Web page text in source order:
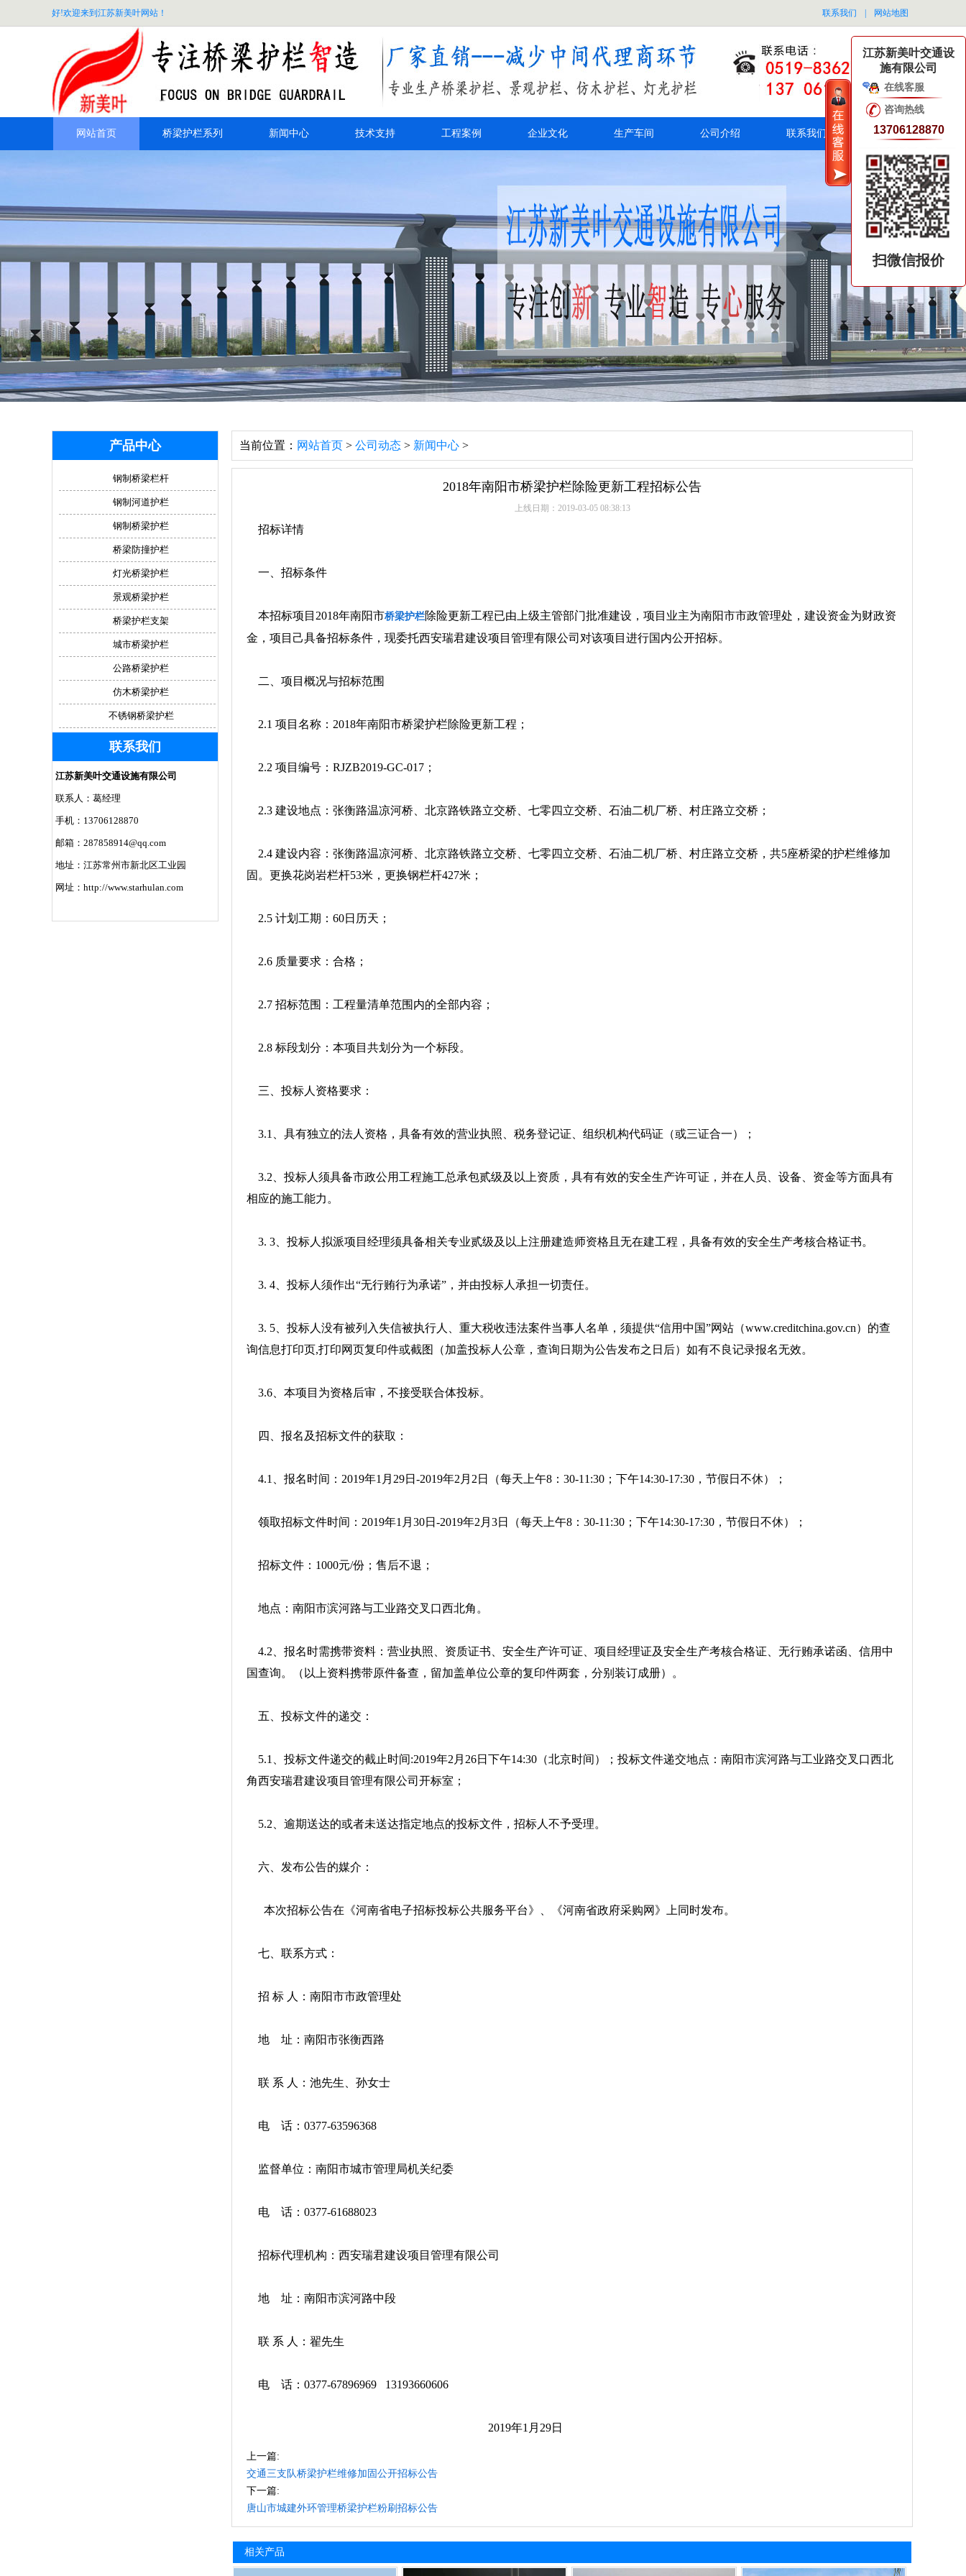
好!欢迎来到江苏新美叶网站！ 联系我们 网站地图
网站首页 桥梁护栏系列 新闻中心 技术支持 工程案例 企业文化 生产车间 公司介绍 联系我们
当前位置： 网站首页 > 公司动态 > 新闻中心 >
2018年南阳市桥梁护栏除险更新工程招标公告
上线日期：2019-03-05 08:38:13
招标详情
一、招标条件
本招标项目2018年南阳市桥梁护栏除险更新工程已由上级主管部门批准建设，项目业主为南阳市市政管理处，建设资金为财政资
金，项目己具备招标条件，现委托西安瑞君建设项目管理有限公司对该项目进行国内公开招标。
二、项目概况与招标范围
2.1 项目名称：2018年南阳市桥梁护栏除险更新工程；
2.2 项目编号：RJZB2019-GC-017；
2.3 建设地点：张衡路温凉河桥、北京路铁路立交桥、七零四立交桥、石油二机厂桥、村庄路立交桥；
2.4 建设内容：张衡路温凉河桥、北京路铁路立交桥、七零四立交桥、石油二机厂桥、村庄路立交桥，共5座桥梁的护栏维修加
固。更换花岗岩栏杆53米，更换钢栏杆427米；
2.5 计划工期：60日历天；
2.6 质量要求：合格；
2.7 招标范围：工程量清单范围内的全部内容；
2.8 标段划分：本项目共划分为一个标段。
三、投标人资格要求：
3.1、具有独立的法人资格，具备有效的营业执照、税务登记证、组织机构代码证（或三证合一）；
3.2、投标人须具备市政公用工程施工总承包贰级及以上资质，具有有效的安全生产许可证，并在人员、设备、资金等方面具有
相应的施工能力。
3. 3、投标人拟派项目经理须具备相关专业贰级及以上注册建造师资格且无在建工程，具备有效的安全生产考核合格证书。
3. 4、投标人须作出“无行贿行为承诺”，并由投标人承担一切责任。
3. 5、投标人没有被列入失信被执行人、重大税收违法案件当事人名单，须提供“信用中国”网站（www.creditchina.gov.cn）的查
询信息打印页,打印网页复印件或截图（加盖投标人公章，查询日期为公告发布之日后）如有不良记录报名无效。
3.6、本项目为资格后审，不接受联合体投标。
四、报名及招标文件的获取：
4.1、报名时间：2019年1月29日-2019年2月2日（每天上午8：30-11:30；下午14:30-17:30，节假日不休）；
领取招标文件时间：2019年1月30日-2019年2月3日（每天上午8：30-11:30；下午14:30-17:30，节假日不休）；
招标文件：1000元/份；售后不退；
地点：南阳市滨河路与工业路交叉口西北角。
4.2、报名时需携带资料：营业执照、资质证书、安全生产许可证、项目经理证及安全生产考核合格证、无行贿承诺函、信用中
国查询。（以上资料携带原件备查，留加盖单位公章的复印件两套，分别装订成册）。
五、投标文件的递交：
5.1、投标文件递交的截止时间:2019年2月26日下午14:30（北京时间）；投标文件递交地点：南阳市滨河路与工业路交叉口西北
角西安瑞君建设项目管理有限公司开标室；
5.2、逾期送达的或者未送达指定地点的投标文件，招标人不予受理。
六、发布公告的媒介：
本次招标公告在《河南省电子招标投标公共服务平台》、《河南省政府采购网》上同时发布。
七、联系方式：
招 标 人：南阳市市政管理处
地 址：南阳市张衡西路
联 系 人：池先生、孙女士
电 话：0377-63596368
监督单位：南阳市城市管理局机关纪委
电 话：0377-61688023
招标代理机构：西安瑞君建设项目管理有限公司
地 址：南阳市滨河路中段
联 系 人：翟先生
电 话：0377-67896969 13193660606
2019年1月29日
上一篇:
交通三支队桥梁护栏维修加固公开招标公告
下一篇:
唐山市城建外环管理桥梁护栏粉刷招标公告
相关产品
产品中心
钢制桥梁栏杆
钢制河道护栏
钢制桥梁护栏
桥梁防撞护栏
灯光桥梁护栏
景观桥梁护栏
桥梁护栏支架
城市桥梁护栏
公路桥梁护栏
仿木桥梁护栏
不锈钢桥梁护栏
联系我们
江苏新美叶交通设施有限公司
联系人：葛经理
手机：13706128870
邮箱：287858914@qq.com
地址：江苏常州市新北区工业园
网址：http://www.starhulan.com
江苏新美叶交通设
施有限公司
在线客服
咨询热线
13706128870
扫微信报价